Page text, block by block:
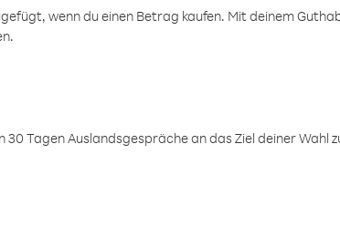
wenn du einen Betrag kaufen. Mit deinem
Tagen Auslandsgespräche an das Ziel deiner Wahl